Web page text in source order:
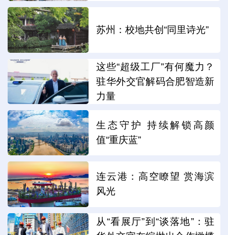
苏州：校地共创“同里诗光”
这些“超级工厂”有何魔力？
驻华外交官解码合肥智造新
力量
生态守护 持续解锁高颜
值“重庆蓝”
连云港：高空瞭望 赏海滨
风光
从“看展厅”到“谈落地”：驻